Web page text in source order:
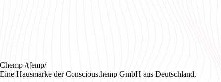
Chemp /tʃemp/
Eine Hausmarke der Conscious.hemp GmbH aus Deutschland.